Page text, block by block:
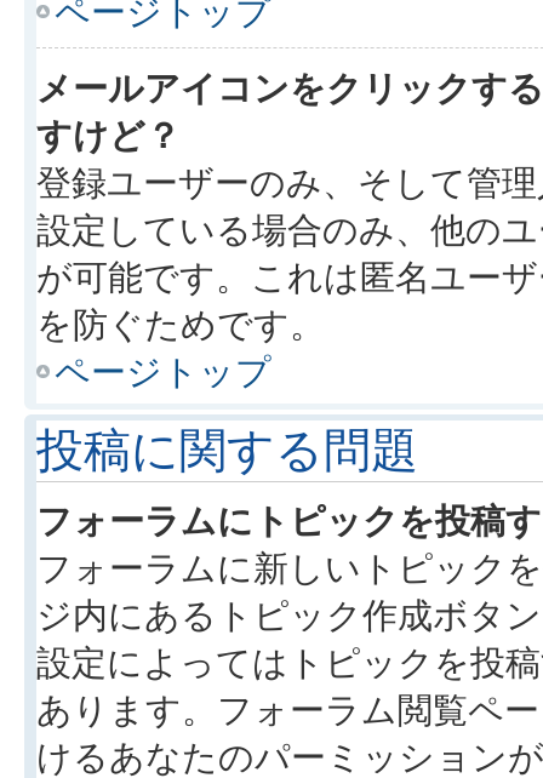
ページトップ
メールアイコンをクリックす
すけど？
登録ユーザーのみ、そして管
設定している場合のみ、他の
が可能です。これは匿名ユー
を防ぐためです。
ページトップ
投稿に関する問題
フォーラムにトピックを投稿
フォーラムに新しいトピック
ジ内にあるトピック作成ボタ
設定によってはトピックを投
あります。フォーラム閲覧ペ
けるあなたのパーミッション